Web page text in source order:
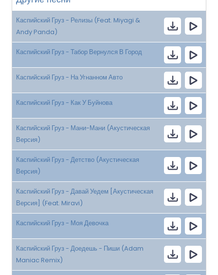
Каспийский Груз - Релизы (Feat. Miyagi &
Andy Panda)
Каспийский Груз - Табор Вернулся В Город
Каспийский Груз - На Угнанном Авто
Каспийский Груз - Как У Буйнова
Каспийский Груз - Мани-Мани (Акустическая
Версия)
Каспийский Груз - Детство (Акустическая
Версия)
Каспийский Груз - Давай Уедем [Акустическая
Версия] (Feat. Miravi)
Каспийский Груз - Моя Девочка
Каспийский Груз - Доедешь - Пиши (Adam
Maniac Remix)